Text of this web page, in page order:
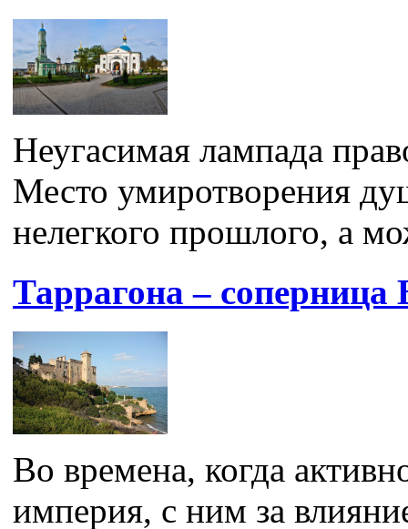
Неугасимая лампада
Место умиротворения
нелегкого прошлого, а
Таррагона – соперница
Во времена, когда
империя, с ним за